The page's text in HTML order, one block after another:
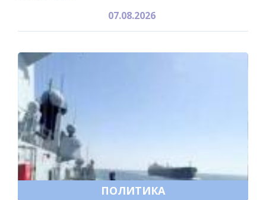
07.08.2026
ПОЛИТИКА